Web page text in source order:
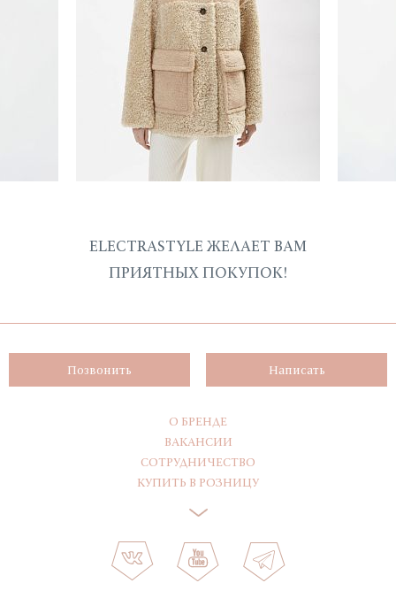
ELECTRASTYLE ЖЕЛАЕТ ВАМ
ПРИЯТНЫХ ПОКУПОК!
Позвонить Написать
О БРЕНДЕ
ВАКАНСИИ
СОТРУДНИЧЕСТВО
КУПИТЬ В РОЗНИЦУ